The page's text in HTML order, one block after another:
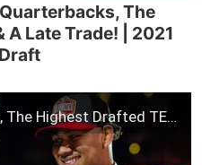
The
A Late Trade! | 2021
Pick 1-10: 3 Quarterbacks, The Highest Drafted TE, & A Late Trade! | 2021 NFL Draft